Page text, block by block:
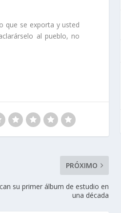
que se exporta y usted
al pueblo, no
PRÓXIMO
su primer álbum de estudio en
una década